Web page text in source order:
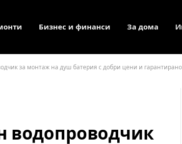
Бизнес и финанси За дома
за монтаж на душ батерия с добри цени и
водопроводчик